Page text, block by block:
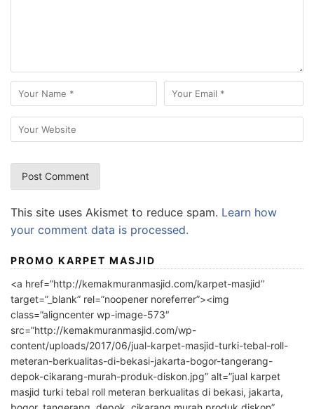
This site uses Akismet to reduce spam. Learn how
your comment data is processed.
PROMO KARPET MASJID
<a href=”http://kemakmuranmasjid.com/karpet-masjid”
target=”_blank” rel=”noopener noreferrer”><img
class=”aligncenter wp-image-573″
src=”http://kemakmuranmasjid.com/wp-
content/uploads/2017/06/jual-karpet-masjid-turki-tebal-roll-
meteran-berkualitas-di-bekasi-jakarta-bogor-tangerang-
depok-cikarang-murah-produk-diskon.jpg” alt=”jual karpet
masjid turki tebal roll meteran berkualitas di bekasi, jakarta,